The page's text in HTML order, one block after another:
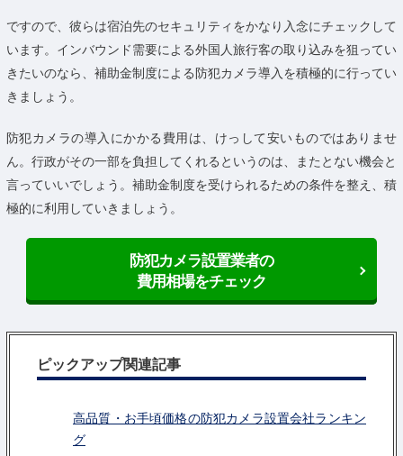
ですので、彼らは宿泊先のセキュリティをかなり入念にチェックして
います。インバウンド需要による外国人旅行客の取り込みを狙ってい
きたいのなら、補助金制度による防犯カメラ導入を積極的に行ってい
きましょう。
防犯カメラの導入にかかる費用は、けっして安いものではありませ
ん。行政がその一部を負担してくれるというのは、またとない機会と
言っていいでしょう。補助金制度を受けられるための条件を整え、積
極的に利用していきましょう。
防犯カメラ設置業者の
費用相場をチェック
ピックアップ関連記事
高品質・お手頃価格の防犯カメラ設置会社ランキン
グ